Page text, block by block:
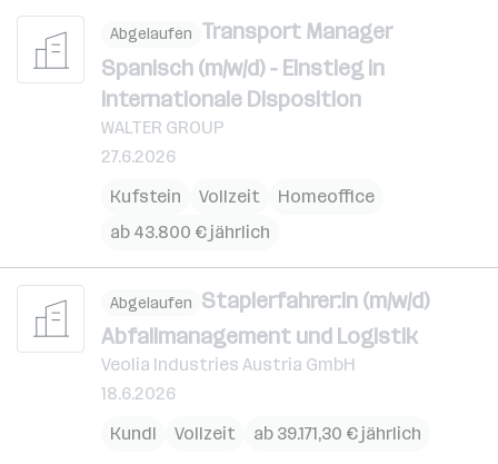
Abgelaufen Transport Manager
Spanisch (m/w/d) - Einstieg in
internationale Disposition
WALTER GROUP
27.6.2026
Kufstein
Vollzeit
Homeoffice
ab 43.800 € jährlich
Abgelaufen Staplerfahrer:in (m/w/d)
Abfallmanagement und Logistik
Veolia Industries Austria GmbH
18.6.2026
Kundl
Vollzeit ab 39.171,30 € jährlich